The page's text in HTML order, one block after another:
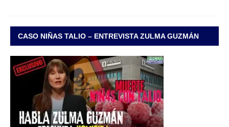
CASO NIÑAS TALIO – ENTREVISTA ZULMA GUZMÁN